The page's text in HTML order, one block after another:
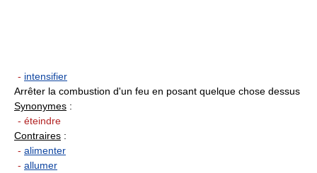
- intensifier
Arrêter la combustion d'un feu en posant quelque chose dessus
Synonymes :
- éteindre
Contraires :
- alimenter
- allumer